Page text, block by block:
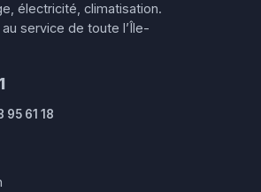
électricité, climatisation.
service de toute l’Île-
61 18